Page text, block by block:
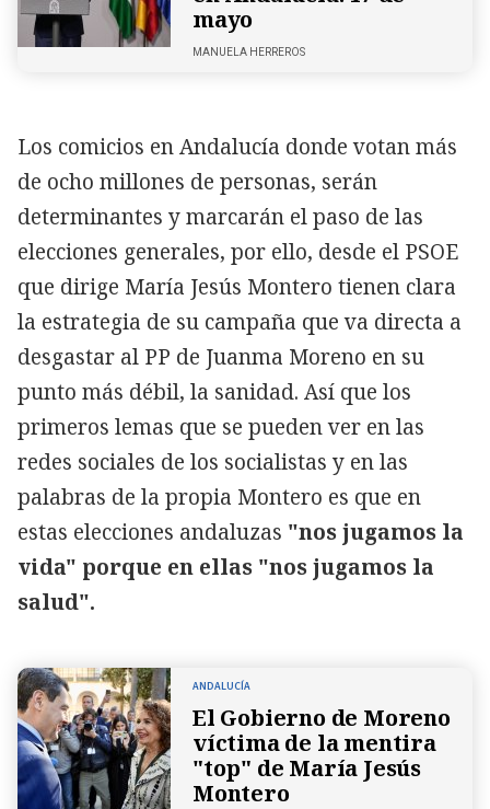
mayo
MANUELA HERREROS
Los comicios en Andalucía donde votan más
de ocho millones de personas, serán
determinantes y marcarán el paso de las
elecciones generales, por ello, desde el PSOE
que dirige María Jesús Montero tienen clara
la estrategia de su campaña que va directa a
desgastar al PP de Juanma Moreno en su
punto más débil, la sanidad. Así que los
primeros lemas que se pueden ver en las
redes sociales de los socialistas y en las
palabras de la propia Montero es que en
estas elecciones andaluzas "nos jugamos la
vida" porque en ellas "nos jugamos la
salud".
ANDALUCÍA
El Gobierno de Moreno
víctima de la mentira
"top" de María Jesús
Montero